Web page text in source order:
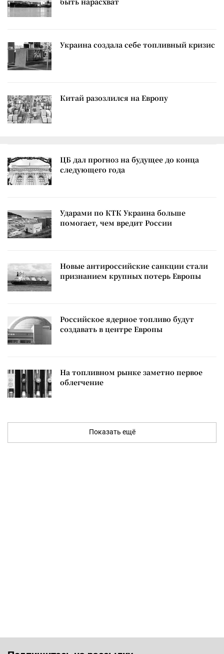
Украина создала себе топливный кризис
Китай разозлился на Европу
ЦБ дал прогноз на будущее до конца
следующего года
Ударами по КТК Украина больше
помогает, чем вредит России
Новые антироссийские санкции стали
признанием крупных потерь Европы
Российское ядерное топливо будут
создавать в центре Европы
На топливном рынке заметно первое
облегчение
Показать ещё